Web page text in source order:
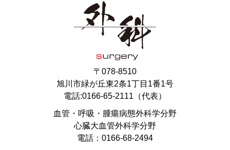
〒078-8510
旭川市緑が丘東2条1丁目1番1号
電話:0166-65-2111（代表）
血管・呼吸・腫瘍病態外科学分野
心臓大血管外科学分野
電話：0166-68-2494